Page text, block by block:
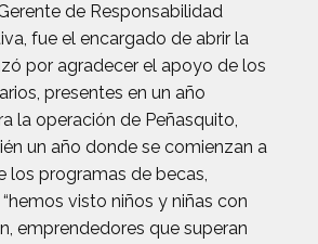
de Responsabilidad
fue el encargado de abrir la
por agradecer el apoyo de los
presentes en un año
la operación de Peñasquito,
un año donde se comienzan a
los programas de becas,
visto niños y niñas con
emprendedores que superan